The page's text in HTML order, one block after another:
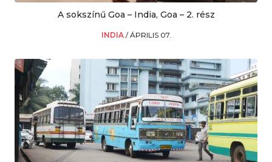
A sokszínű Goa – India, Goa – 2. rész
INDIA /ÁPRILIS 07.